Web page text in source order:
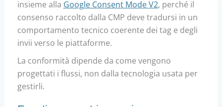
insieme alla Google Consent Mode V2, perché il
consenso raccolto dalla CMP deve tradursi in un
comportamento tecnico coerente dei tag e degli
invii verso le piattaforme.
La conformità dipende da come vengono
progettati i flussi, non dalla tecnologia usata per
gestirli.